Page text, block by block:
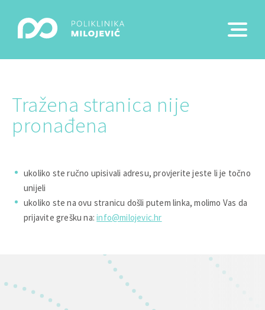
Tražena stranica nije
pronađena
ukoliko ste ručno upisivali adresu, provjerite jeste li je točno
unijeli
ukoliko ste na ovu stranicu došli putem linka, molimo Vas da
prijavite grešku na:info@milojevic.hr